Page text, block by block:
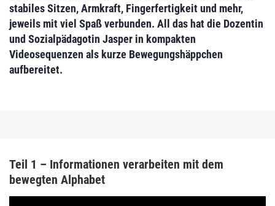
stabiles Sitzen, Armkraft, Fingerfertigkeit und mehr,
jeweils mit viel Spaß verbunden. All das hat die Dozentin
und Sozialpädagotin Jasper in kompakten
Videosequenzen als kurze Bewegungshäppchen
aufbereitet.
Teil 1 – Informationen verarbeiten mit dem
bewegten Alphabet